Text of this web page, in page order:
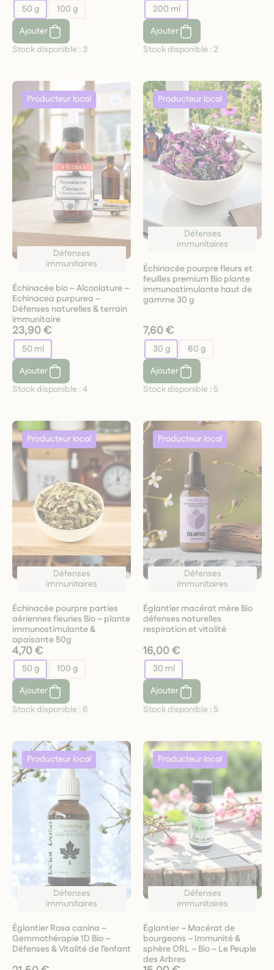
50 g
100 g
Ajouter
Stock disponible : 3
200 ml
Ajouter
Stock disponible : 2
Défenses
immunitaires
Échinacée bio – Alcoolature –
Echinacea purpurea –
Défenses naturelles & terrain
immunitaire
23,90 €
50 ml
Ajouter
Stock disponible :4
Défenses
immunitaires
Échinacée pourpre fleurs et
feuilles premium Bio plante
immunostimulante haut de
gamme 30 g
7,60 €
30 g
60 g
Ajouter
Stock disponible : 5
Défenses
immunitaires
Échinacée pourpre parties
aériennes fleuries Bio – plante
immunostimulante &
apaisante 50g
4,70 €
50 g
100 g
Ajouter
Stock disponible : 6
Défenses
immunitaires
Églantier macérat mère Bio
défenses naturelles
respiration et vitalité
16,00 €
30 ml
Ajouter
Stock disponible : 5
Défenses
immunitaires
Églantier Rosa canina –
Gemmothérapie 1D Bio –
Défenses & Vitalité de l’enfant
Défenses
immunitaires
Églantier – Macérat de
bourgeons – Immunité &
sphère ORL – Bio – Le Peuple
des Arbres